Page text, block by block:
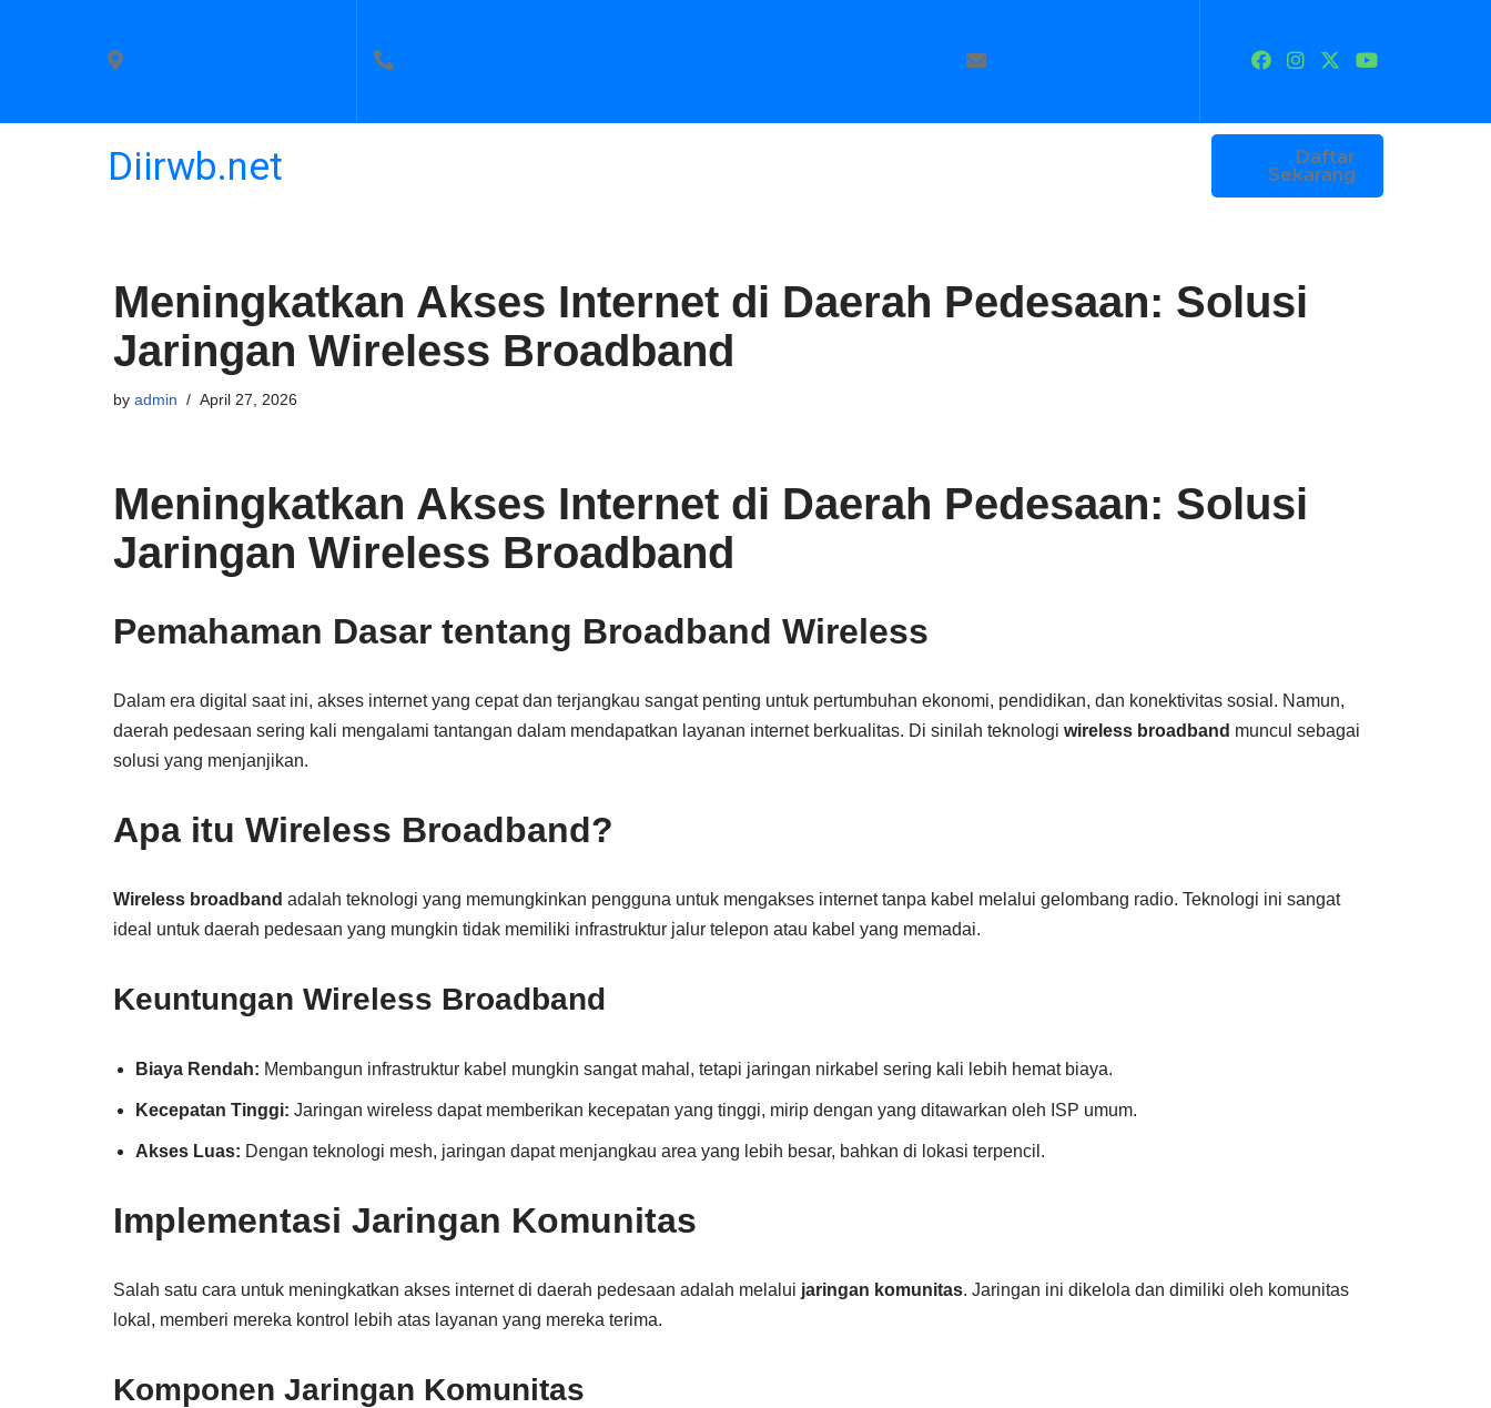
Diirwb.net
Daftar
Sekarang
Meningkatkan Akses Internet di Daerah Pedesaan: Solusi
Jaringan Wireless Broadband
by admin April 27, 2026
Meningkatkan Akses Internet di Daerah Pedesaan: Solusi
Jaringan Wireless Broadband
Pemahaman Dasar tentang Broadband Wireless
Dalam era digital saat ini, akses internet yang cepat dan terjangkau sangat penting untuk pertumbuhan ekonomi, pendidikan, dan konektivitas sosial. Namun,
daerah pedesaan sering kali mengalami tantangan dalam mendapatkan layanan internet berkualitas. Di sinilah teknologi wireless broadband muncul sebagai
solusi yang menjanjikan.
Apa itu Wireless Broadband?
Wireless broadband adalah teknologi yang memungkinkan pengguna untuk mengakses internet tanpa kabel melalui gelombang radio. Teknologi ini sangat
ideal untuk daerah pedesaan yang mungkin tidak memiliki infrastruktur jalur telepon atau kabel yang memadai.
Keuntungan Wireless Broadband
Biaya Rendah: Membangun infrastruktur kabel mungkin sangat mahal, tetapi jaringan nirkabel sering kali lebih hemat biaya.
Kecepatan Tinggi: Jaringan wireless dapat memberikan kecepatan yang tinggi, mirip dengan yang ditawarkan oleh ISP umum.
Akses Luas: Dengan teknologi mesh, jaringan dapat menjangkau area yang lebih besar, bahkan di lokasi terpencil.
Implementasi Jaringan Komunitas
Salah satu cara untuk meningkatkan akses internet di daerah pedesaan adalah melalui jaringan komunitas. Jaringan ini dikelola dan dimiliki oleh komunitas
lokal, memberi mereka kontrol lebih atas layanan yang mereka terima.
Komponen Jaringan Komunitas